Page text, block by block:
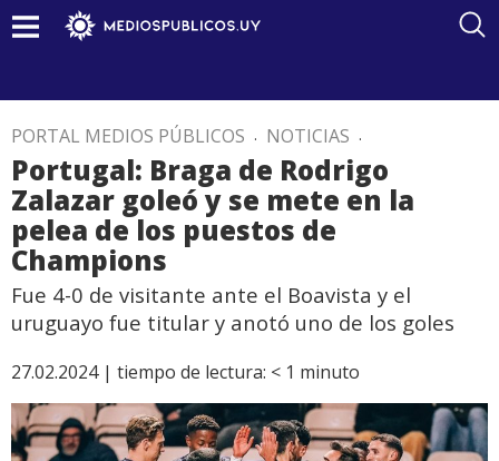
PORTAL MEDIOS PÚBLICOS . NOTICIAS .
Portugal: Braga de Rodrigo
Zalazar goleó y se mete en la
pelea de los puestos de
Champions
Fue 4-0 de visitante ante el Boavista y el
uruguayo fue titular y anotó uno de los goles
27.02.2024 | tiempo de lectura: < 1 minuto